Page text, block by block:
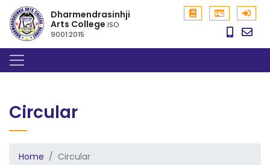
Dharmendrasinhji
Arts CollegeISO
9001:2015
Circular
Home Circular